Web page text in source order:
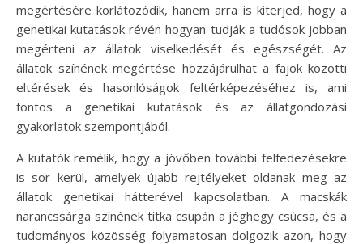
megértésére korlátozódik, hanem arra is kiterjed, hogy a
genetikai kutatások révén hogyan tudják a tudósok jobban
megérteni az állatok viselkedését és egészségét. Az
állatok színének megértése hozzájárulhat a fajok közötti
eltérések és hasonlóságok feltérképezéséhez is, ami
fontos a genetikai kutatások és az állatgondozási
gyakorlatok szempontjából.
A kutatók remélik, hogy a jövőben további felfedezésekre
is sor kerül, amelyek újabb rejtélyeket oldanak meg az
állatok genetikai hátterével kapcsolatban. A macskák
narancssárga színének titka csupán a jéghegy csúcsa, és a
tudományos közösség folyamatosan dolgozik azon, hogy